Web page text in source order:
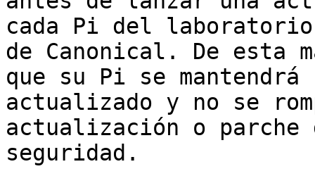
cada Pi del laboratorio
de Canonical. De esta
que su Pi se mantendrá
actualizado y no se
actualización o parche
seguridad.